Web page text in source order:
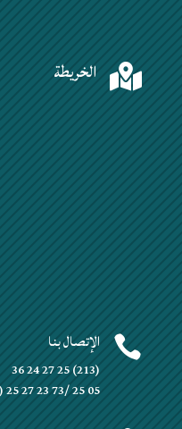
 الخريطة
 الإتصال بنا
(213) 25 27 24 36
25 27 23 73/ 25 05